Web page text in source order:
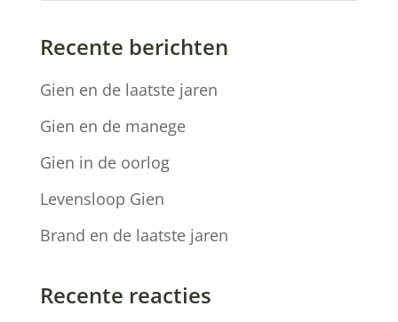
Recente berichten
Gien en de laatste jaren
Gien en de manege
Gien in de oorlog
Levensloop Gien
Brand en de laatste jaren
Recente reacties